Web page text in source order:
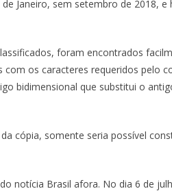
Janeiro, sem setembro de 2018,
foram encontrados
com os caracteres requeridos pelo
bidimensional que substitui o
cópia, somente seria possível
notícia Brasil afora. No dia 6 de